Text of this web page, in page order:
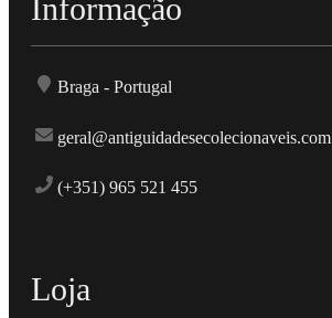
Informação
Braga - Portugal
geral@antiguidadesecolecionaveis.com
(+351) 965 521 455
Loja